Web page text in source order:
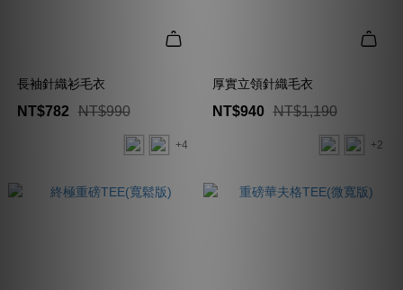
長袖針織衫毛衣
NT$782 NT$990
+4
厚實立領針織毛衣
NT$940 NT$1,190
+2